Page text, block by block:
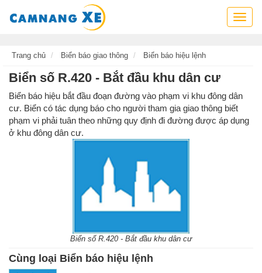
Cẩm
tin
kỹ
Trang chủ Biển báo giao thông Biển báo hiệu lệnh
Biển số R.420 - Bắt đầu khu dân cư
Biển báo hiệu bắt đầu đoạn đường vào phạm vi khu đông dân
cư. Biển có tác dụng báo cho người tham gia giao thông biết
phạm vi phải tuân theo những quy định đi đường được áp dụng
ở khu đông dân cư.
Biển số R.420 - Bắt đầu khu dân cư
Cùng loại Biển báo hiệu lệnh